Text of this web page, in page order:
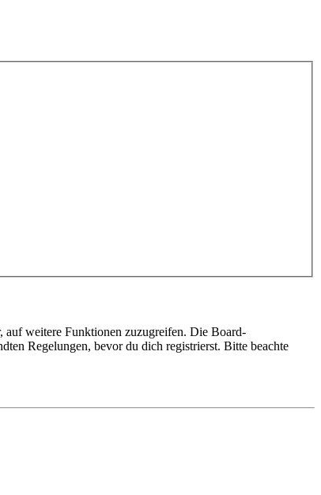
auf weitere Funktionen zuzugreifen. Die Board-
Regelungen, bevor du dich registrierst. Bitte beachte